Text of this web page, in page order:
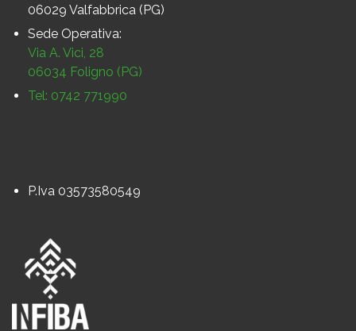
06029 Valfabbrica (PG)
Sede Operativa:
Via A. Vici, 28
06034 Foligno (PG)
Tel: 0742 771990
P.Iva 03573580549